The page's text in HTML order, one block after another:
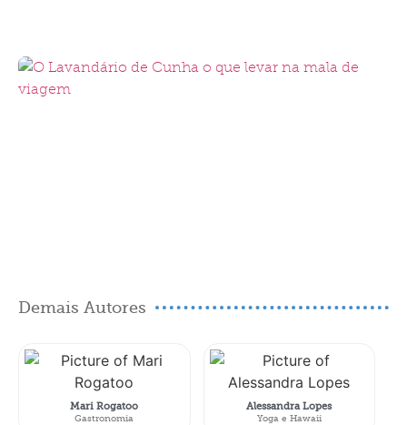
Demais Autores
Mari Rogatoo
Gastronomia
Alessandra Lopes
Yoga e Hawaii